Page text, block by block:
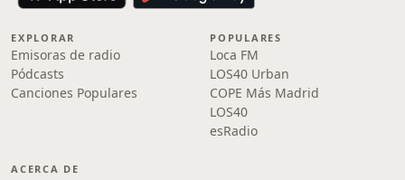
EXPLORAR
Emisoras de radio
Pódcasts
Canciones Populares
POPULARES
Loca FM
LOS40 Urban
COPE Más Madrid
LOS40
esRadio
ACERCA DE